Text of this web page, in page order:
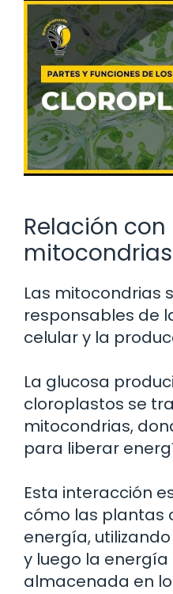
Relación con
mitocondrias
Las mitocondrias
responsables de
celular y la
La glucosa
cloroplastos se
mitocondrias,
para liberar
Esta interacción
cómo las plantas
energía,
y luego la
almacenada en